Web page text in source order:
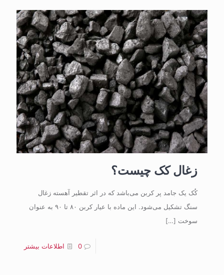
زغال کک چیست؟
کُک یک جامد پر کربن می‌باشد که در اثر تقطیر آهسته زغال
سنگ تشکیل می‌شود. این ماده با عیار کربن ۸۰ تا ۹۰ به عنوان
سوخت […]
0 اطلاعات بیشتر